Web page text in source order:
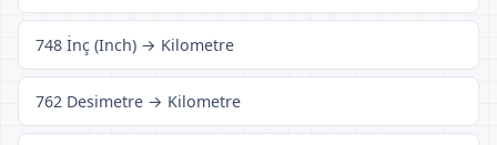
748 İnç (Inch) → Kilometre
762 Desimetre → Kilometre